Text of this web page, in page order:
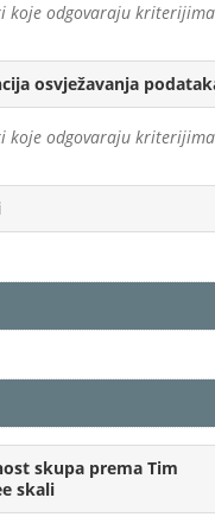
koje odgovaraju kriterijima
osvježavanja
koje odgovaraju kriterijima
skupa prema Tim
skali